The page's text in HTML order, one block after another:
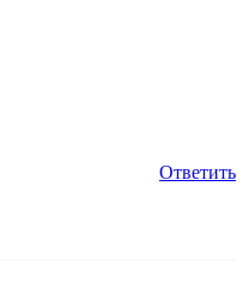
Ответить